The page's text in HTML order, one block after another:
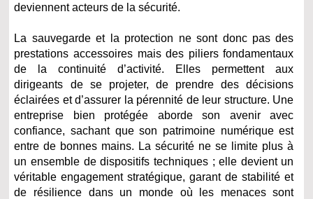
deviennent acteurs de la sécurité.
La sauvegarde et la protection ne sont donc pas des
prestations accessoires mais des piliers fondamentaux
de la continuité d’activité. Elles permettent aux
dirigeants de se projeter, de prendre des décisions
éclairées et d’assurer la pérennité de leur structure. Une
entreprise bien protégée aborde son avenir avec
confiance, sachant que son patrimoine numérique est
entre de bonnes mains. La sécurité ne se limite plus à
un ensemble de dispositifs techniques ; elle devient un
véritable engagement stratégique, garant de stabilité et
de résilience dans un monde où les menaces sont